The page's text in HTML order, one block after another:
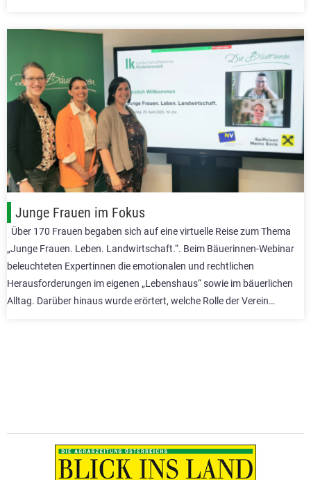
Junge Frauen im Fokus
Über 170 Frauen begaben sich auf eine virtuelle Reise zum Thema
„Junge Frauen. Leben. Landwirtschaft.“. Beim Bäuerinnen-Webinar
beleuchteten Expertinnen die emotionalen und rechtlichen
Herausforderungen im eigenen „Lebenshaus“ sowie im bäuerlichen
Alltag. Darüber hinaus wurde erörtert, welche Rolle der Verein…